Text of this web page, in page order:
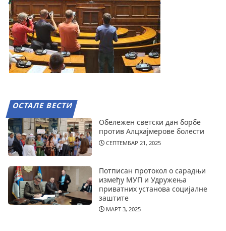
ОСТАЛЕ ВЕСТИ
Обележен светски дан борбе
против Алцхајмерове болести
СЕПТЕМБАР 21, 2025
Потписан протокол о сарадњи
између МУП и Удружења
приватних установа социјалне
заштите
МАРТ 3, 2025